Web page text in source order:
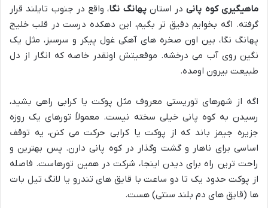
ماهیگیری کوه پانیدر استانپهانگ نگا، واقع در جنوب تایلند قرار
گرفته. اگه بخوایم دقیق تر بگیم، این دهکده درست در قلب خلیج
پهانگ نگا، بین اون صخره های آهکی غول پیکر و سرسبز، مثل یک
نگین روی آب می درخشه. موقعیتش اونقدر خاصه که انگار از دل
طبیعت بیرون اومده.
اگه از شهرهای توریستی معروف مثل پوکت یا کرابی راهی بشید،
رسیدن به کوه پانی خیلی سخته نیست. معمولاً تورهای یک روزه
جزیره جیمز باند که از پوکت یا کرابی حرکت می کنن، یه توقف
اساسی برای ناهار و گشت وگذار در کوه پانی دارن. پس بهترین و
راحت ترین راه برای دیدن اینجا، شرکت در همین تورهاست. فاصله
از پوکت حدود یک تا دو ساعت با قایق های تندرو یا لانگ تیل بات
ها (قایق های دم بلند سنتی) هست.